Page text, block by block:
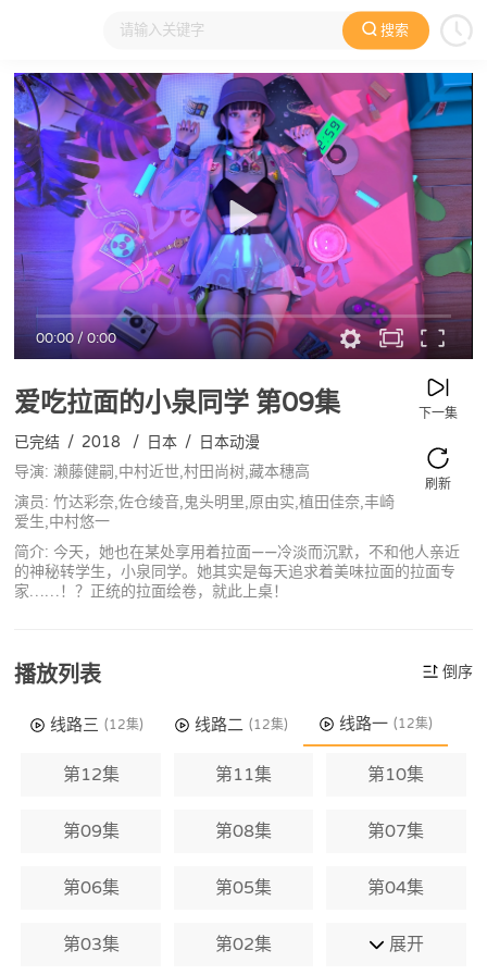
搜索
大家在看 日本动漫 国产动漫 欧美动漫 动漫电影
00:00/0:00
爱吃拉面的小泉同学 第09集 下一集
刷新
已完结 / 2018 / 日本 / 日本动漫
导演: 濑藤健嗣,中村近世,村田尚树,藏本穗高
演员: 竹达彩奈,佐仓绫音,鬼头明里,原由实,植田佳奈,丰崎
爱生,中村悠一
简介: 今天，她也在某处享用着拉面——冷淡而沉默，不和他人亲近
的神秘转学生，小泉同学。她其实是每天追求着美味拉面的拉面专
家……！？正统的拉面绘卷，就此上桌！
播放列表 倒序
线路三 (12集) 线路二 (12集) 线路一 (12集)
第12集 第11集 第10集
第09集 第08集 第07集
第06集 第05集 第04集
第03集 第02集 展开